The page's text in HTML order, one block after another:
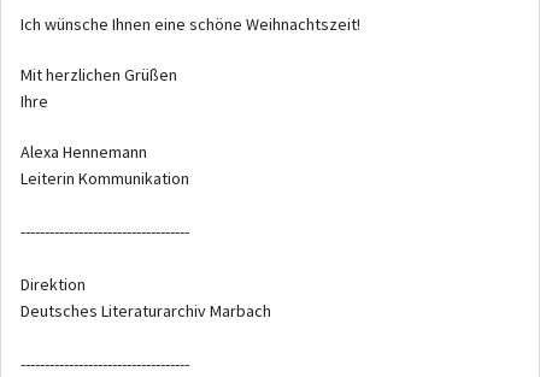
Ich wünsche Ihnen eine schöne Weihnachtszeit!
Mit herzlichen Grüßen
Ihre
Alexa Hennemann
Leiterin Kommunikation
-----------------------------------
Direktion
Deutsches Literaturarchiv Marbach
-----------------------------------